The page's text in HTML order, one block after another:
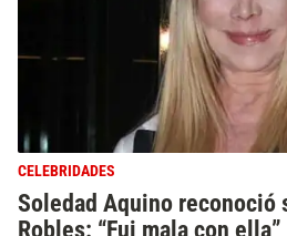
CELEBRIDADES
Soledad Aquino reconoció
Robles: “Fui mala con ella”